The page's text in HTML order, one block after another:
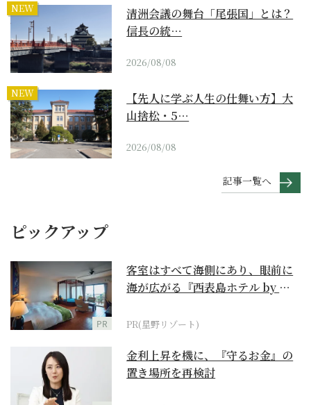
NEW
清洲会議の舞台「尾張国」とは？
信長の統…
2026/08/08
NEW
【先人に学ぶ人生の仕舞い方】大
山捨松・5…
2026/08/08
記事一覧へ
ピックアップ
PR
客室はすべて海側にあり、眼前に
海が広がる『西表島ホテル by 星
PR(星野リゾート)
金利上昇を機に、『守るお金』の
置き場所を再検討